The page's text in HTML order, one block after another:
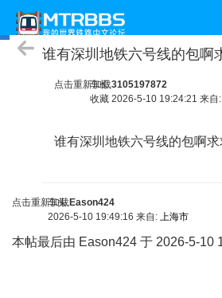
随便聊聊
谁有深圳地铁六号线的包啊
点击重新加载
车长 3105197872
收藏 2026-5-10 19:24:21 来自:
谁有深圳地铁六号线的包啊求
点击重新加载
车头 Eason424
2026-5-10 19:49:16 来自: 上海市
本帖最后由 Eason424 于 2026-5-10